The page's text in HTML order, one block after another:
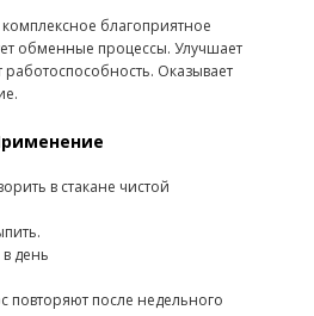
благоприятное
обменные процессы. Улучшает
Оказывает
в стакане чистой
день
повторяют после недельного